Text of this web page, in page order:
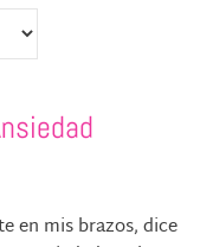
en mis brazos, dice